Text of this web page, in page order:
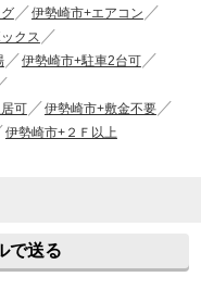
伊勢崎市+エアコン
クス
伊勢崎市+駐車2台可
可
伊勢崎市+敷金不要
伊勢崎市+２Ｆ以上
で送る